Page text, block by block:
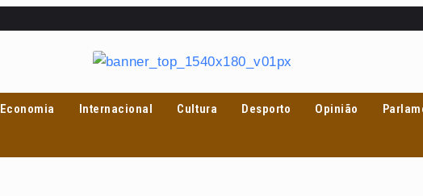
Economia Internacional Cultura Desporto Opinião